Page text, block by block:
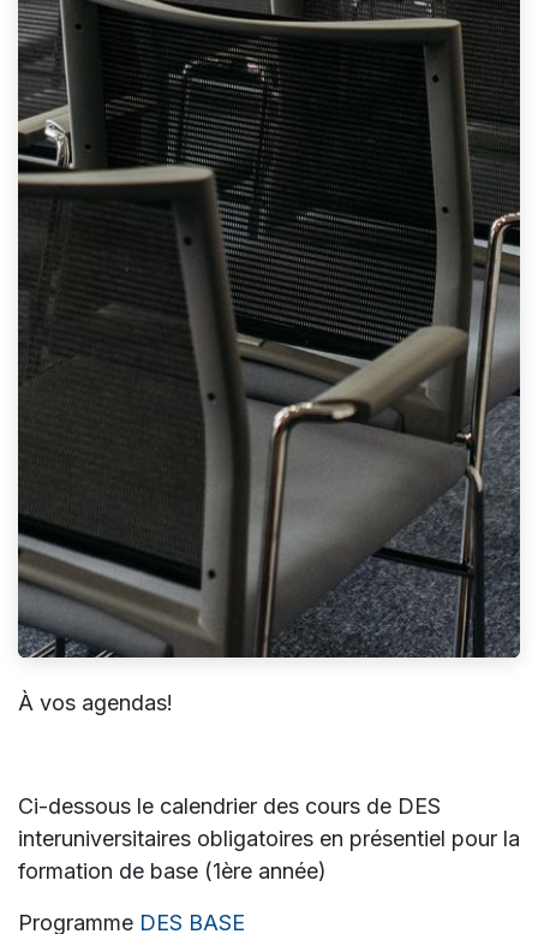
À vos agendas!
Ci-dessous le calendrier des cours de DES
interuniversitaires obligatoires en présentiel pour la
formation de base (1ère année)
Programme DES BASE